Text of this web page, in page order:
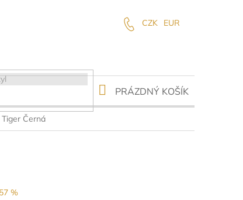
CZK EUR
NÁKUPNÍ
KOŠÍK
PRÁZDNÝ KOŠÍK
Černá
%